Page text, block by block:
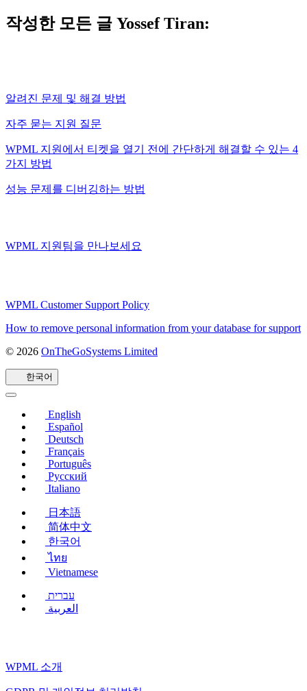
작성한 모든 글 Yossef Tiran:
알려진 문제 및 해결 방법
자주 묻는 지원 질문
WPML 지원에서 티켓을 열기 전에 간단하게 해결할 수 있는 4
가지 방법
성능 문제를 디버깅하는 방법
WPML 지원팀을 만나보세요
WPML Customer Support Policy
How to remove personal information from your database for support
© 2026 OnTheGoSystems Limited(새
한국어
English
Español
Deutsch
Français
Português
Русский
Italiano
日本語
简体中文
한국어
ไทย
Vietnamese
עברית
العربية
WPML 소개